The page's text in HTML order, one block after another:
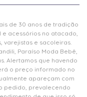
de 30 anos de tradição
acessórios no atacado,
e sacoleiras.
Paraíso Moda Bebê,
Alertamos que havendo
o preço informado no
apareçam com
pedido, prevalecendo